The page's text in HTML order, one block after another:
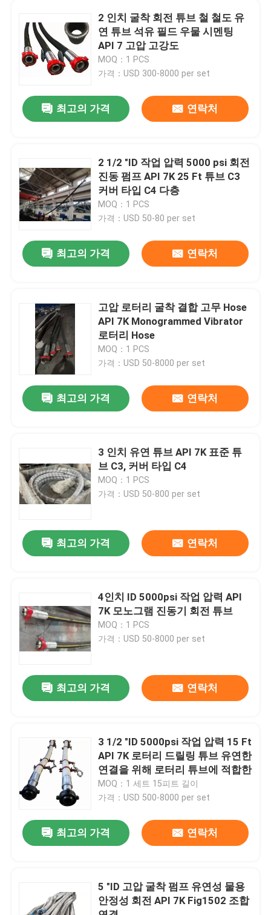
회사 소개
공장 투어
연락처
뉴스
모든 케이스
감탕뽐프 라이너
2 인치 굴착 회전 튜브 철 철도 유
연 튜브 석유 필드 우물 시멘팅
API 7 고압 고강도
MOQ：1 PCS
가격：USD 300-8000 per set
최고의 가격 연락처
2 1/2 "ID 작업 압력 5000 psi 회전
진동 펌프 API 7K 25 Ft 튜브 C3
커버 타입 C4 다층
MOQ：1 PCS
가격：USD 50-80 per set
최고의 가격 연락처
고압 로터리 굴착 결합 고무 Hose
API 7K Monogrammed Vibrator
로터리 Hose
MOQ：1 PCS
가격：USD 50-8000 per set
최고의 가격 연락처
3 인치 유연 튜브 API 7K 표준 튜
브 C3, 커버 타입 C4
MOQ：1 PCS
가격：USD 50-800 per set
최고의 가격 연락처
4인치 ID 5000psi 작업 압력 API
7K 모노그램 진동기 회전 튜브
MOQ：1 PCS
가격：USD 50-8000 per set
최고의 가격 연락처
3 1/2 "ID 5000psi 작업 압력 15 Ft
API 7K 로터리 드릴링 튜브 유연한
연결을 위해 로터리 튜브에 적합한
MOQ：1 세트 15피트 길이
가격：USD 500-8000 per set
최고의 가격 연락처
5 "ID 고압 굴착 펌프 유연성 물용
안정성 회전 API 7K Fig1502 조합